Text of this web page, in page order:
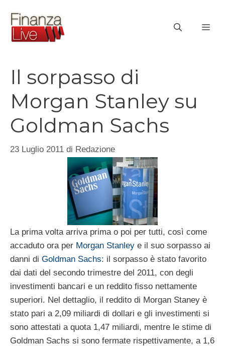
contenuto
Il sorpasso di
Morgan Stanley su
Goldman Sachs
23 Luglio 2011 di Redazione
La prima volta arriva prima o poi per tutti, così come
accaduto ora per Morgan Stanley e il suo sorpasso ai
danni di Goldman Sachs: il sorpasso è stato favorito
dai dati del secondo trimestre del 2011, con degli
investimenti bancari e un reddito fisso nettamente
superiori. Nel dettaglio, il reddito di Morgan Staney è
stato pari a 2,09 miliardi di dollari e gli investimenti si
sono attestati a quota 1,47 miliardi, mentre le stime di
Goldman Sachs si sono fermate rispettivamente, a 1,6